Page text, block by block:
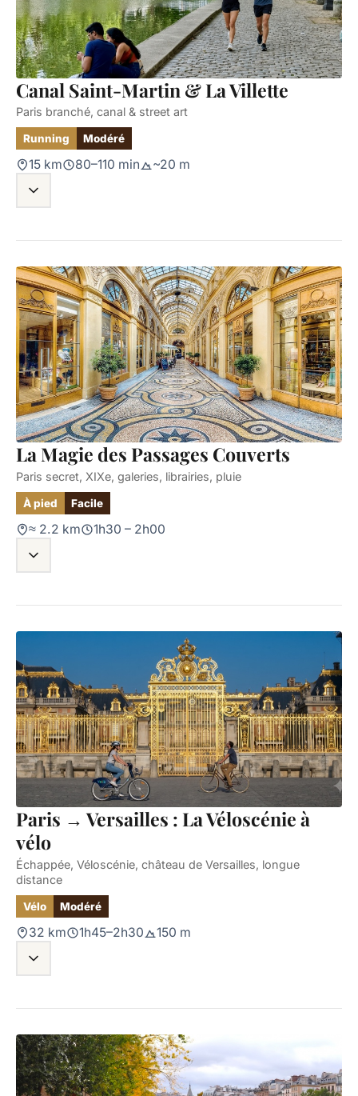
Canal Saint-Martin & La Villette
Paris branché, canal & street art
Running Modéré
15 km 80–110 min ~20 m
La Magie des Passages Couverts
Paris secret, XIXe, galeries, librairies, pluie
À pied Facile
≈ 2.2 km 1h30 – 2h00
Paris → Versailles : La Véloscénie à
vélo
Échappée, Véloscénie, château de Versailles, longue
distance
Vélo Modéré
32 km 1h45–2h30 150 m